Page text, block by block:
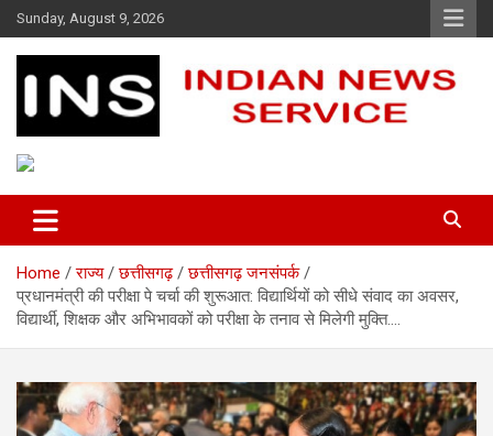
Skip
to
content
Sunday, August 9, 2026
Indian News Service
Home राज्य छत्तीसगढ़
छत्तीसगढ़ जनसंपर्क
प्रधानमंत्री की परीक्षा पे चर्चा की शुरूआत: विद्यार्थियों को सीधे संवाद का अवसर,
विद्यार्थी, शिक्षक और अभिभावकों को परीक्षा के तनाव से मिलेगी मुक्ति….